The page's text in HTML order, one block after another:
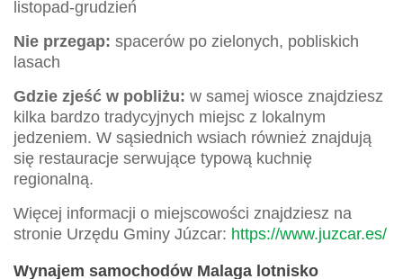
listopad-grudzień
Nie przegap: spacerów po zielonych, pobliskich
lasach
Gdzie zjeść w pobliżu: w samej wiosce znajdziesz
kilka bardzo tradycyjnych miejsc z lokalnym
jedzeniem. W sąsiednich wsiach również znajdują
się restauracje serwujące typową kuchnię
regionalną.
Więcej informacji o miejscowości znajdziesz na
stronie Urzędu Gminy Júzcar: https://www.juzcar.es/
Wynajem samochodów Malaga lotnisko